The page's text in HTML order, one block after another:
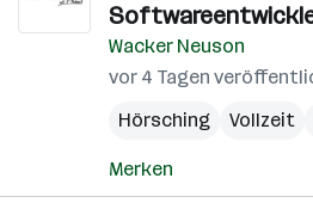
Softwareentwickler
Wacker Neuson
vor 4 Tagen
Hörsching
Vollzeit
Merken